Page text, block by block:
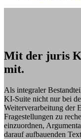
Mit der juris
mit.
Als integraler
KI-Suite nicht nur bei
Weiterverarbeitung der
Fragestellungen zu
einzuordnen,
darauf aufbauenden